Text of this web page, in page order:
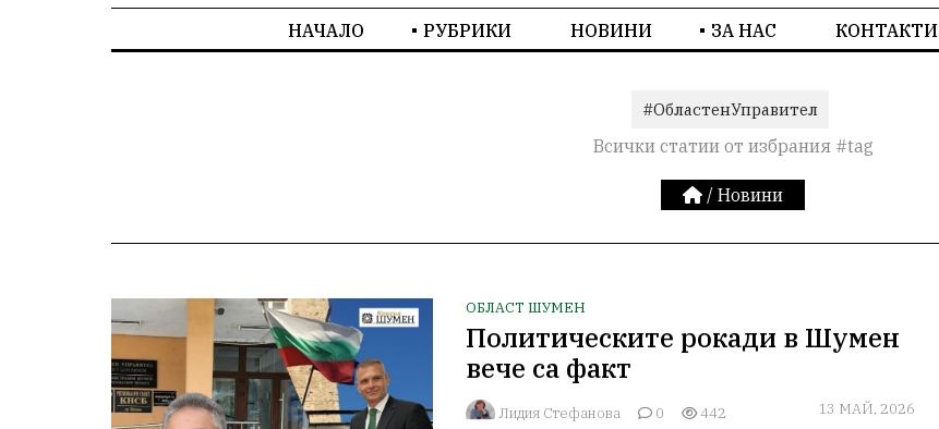
НАЧАЛО РУБРИКИ НОВИНИ ЗА НАС КОНТАКТИ
#ОбластенУправител
Всички статии от избрания #tag
/ Новини
ОБЛАСТ ШУМЕН
Политическите рокади в Шумен
вече са факт
Лидия Стефанова 0 442 13 МАЙ, 2026